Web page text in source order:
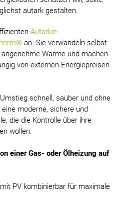
autark gestalten.
Autarkie
an. Sie verwandeln selbst
Wärme und machen
von externen Energiepreisen
schnell, sauber und ohne
moderne, sichere und
die die Kontrolle über ihre
wollen.
einer Gas- oder Ölheizung auf
PV kombinierbar für maximale